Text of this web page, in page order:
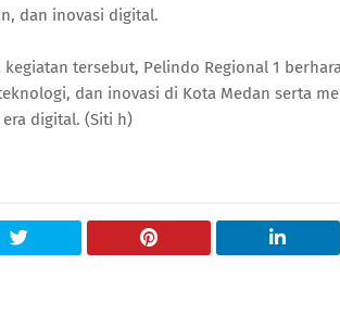
dan inovasi digital.
tersebut, Pelindo Regional 1
dan inovasi di Kota Medan serta
digital. (Siti h)